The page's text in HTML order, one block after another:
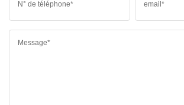
N° de téléphone* email*
Message*